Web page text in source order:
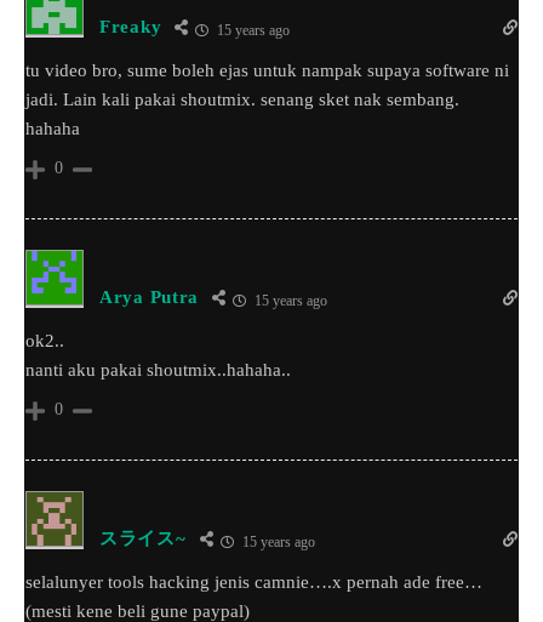
Freaky 15 years ago
tu video bro, sume boleh ejas untuk nampak supaya software ni
jadi. Lain kali pakai shoutmix. senang sket nak sembang.
hahaha
0
Arya Putra 15 years ago
ok2..
nanti aku pakai shoutmix..hahaha..
0
スライス~ 15 years ago
selalunyer tools hacking jenis camnie….x pernah ade free…
(mesti kene beli gune paypal)